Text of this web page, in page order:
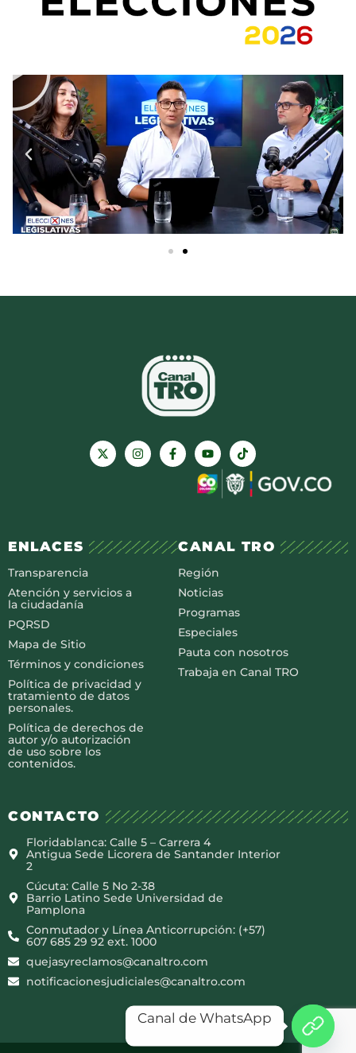
ENLACES
Transparencia
Atención y servicios a
la ciudadanía
PQRSD
Mapa de Sitio
Términos y condiciones
Política de privacidad y
tratamiento de datos
personales.
Política de derechos de
autor y/o autorización
de uso sobre los
contenidos.
CANAL TRO
Región
Noticias
Programas
Especiales
Pauta con nosotros
Trabaja en Canal TRO
CONTACTO
Floridablanca: Calle 5 – Carrera 4
Antigua Sede Licorera de Santander Interior
2
Cúcuta: Calle 5 No 2-38
Barrio Latino Sede Universidad de
Pamplona
Conmutador y Línea Anticorrupción: (+57)
607 685 29 92 ext. 1000
quejasyreclamos@canaltro.com
notificacionesjudiciales@canaltro.com
Canal de WhatsApp